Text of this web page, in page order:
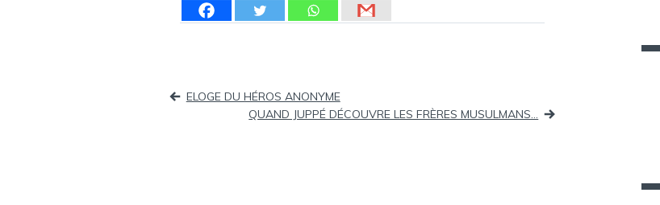
Navigation
ELOGE DU HÉROS ANONYME
QUAND JUPPÉ DÉCOUVRE LES FRÈRES MUSULMANS…